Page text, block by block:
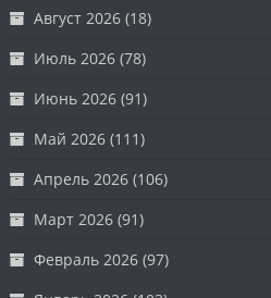
Август 2026 (18)
Июль 2026 (78)
Июнь 2026 (91)
Май 2026 (111)
Апрель 2026 (106)
Март 2026 (91)
Февраль 2026 (97)